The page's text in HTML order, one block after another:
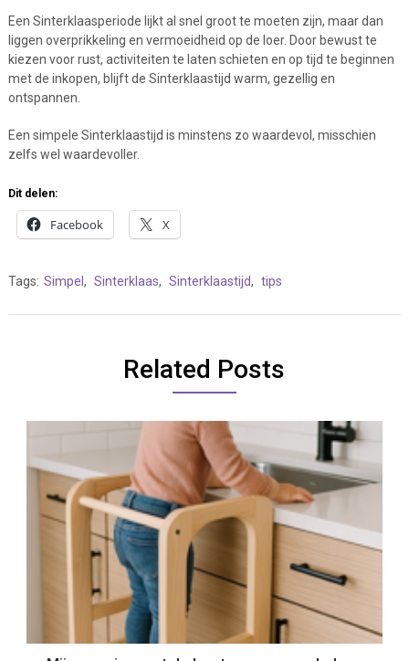
Een Sinterklaasperiode lijkt al snel groot te moeten zijn, maar dan
liggen overprikkeling en vermoeidheid op de loer. Door bewust te
kiezen voor rust, activiteiten te laten schieten en op tijd te beginnen
met de inkopen, blijft de Sinterklaastijd warm, gezellig en
ontspannen.
Een simpele Sinterklaastijd is minstens zo waardevol, misschien
zelfs wel waardevoller.
Dit delen:
Facebook X
Tags: Simpel , Sinterklaas, Sinterklaastijd, tips
Related Posts